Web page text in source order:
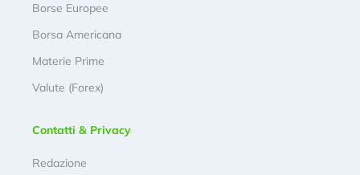
Borse Europee
Borsa Americana
Materie Prime
Valute (Forex)
Contatti & Privacy
Redazione